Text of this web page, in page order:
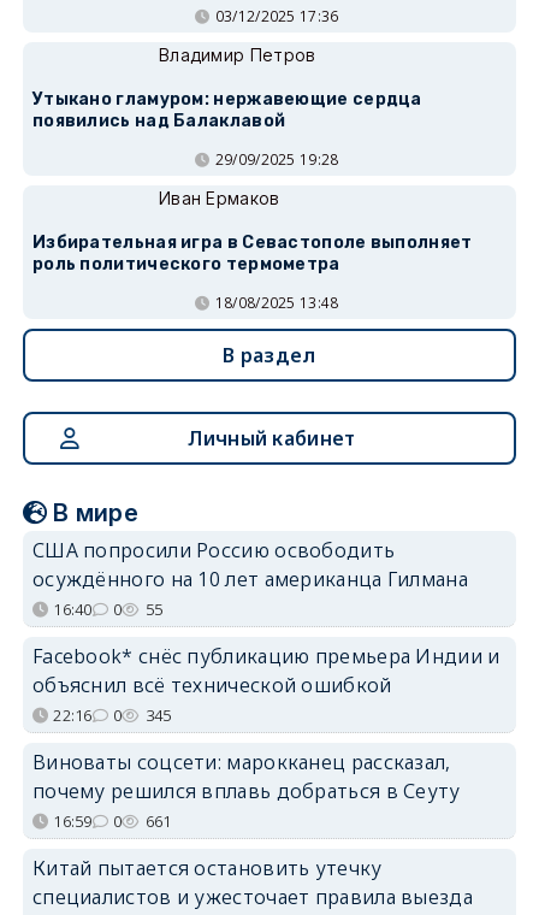
03/12/2025 17:36
Владимир Петров
Утыкано гламуром: нержавеющие сердца
появились над Балаклавой
29/09/2025 19:28
Иван Ермаков
Избирательная игра в Севастополе выполняет
роль политического термометра
18/08/2025 13:48
В раздел
Личный кабинет
В мире
США попросили Россию освободить
осуждённого на 10 лет американца Гилмана
16:40 0 55
Facebook* снёс публикацию премьера Индии и
объяснил всё технической ошибкой
22:16 0 345
Виноваты соцсети: марокканец рассказал,
почему решился вплавь добраться в Сеуту
16:59 0 661
Китай пытается остановить утечку
специалистов и ужесточает правила выезда